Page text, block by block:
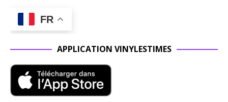
FR
APPLICATION VINYLESTIMES